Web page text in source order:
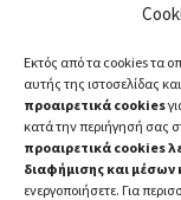
Εκτός από τα cookies τα
αυτής της ιστοσελίδας
προαιρετικά cookies
κατά την περιήγησή σας
προαιρετικά cookies
διαφήμισης και μέσων
ενεργοποιήσετε. Για